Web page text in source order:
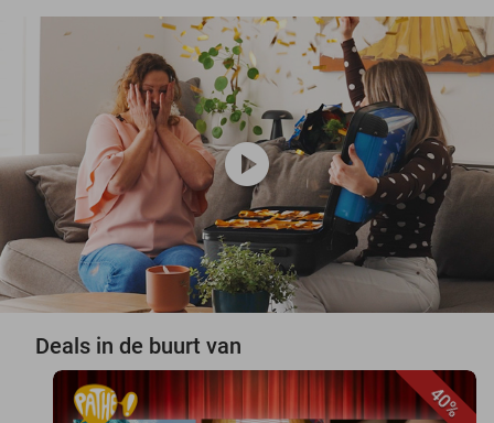
play_circle
Deals in de buurt van
40%